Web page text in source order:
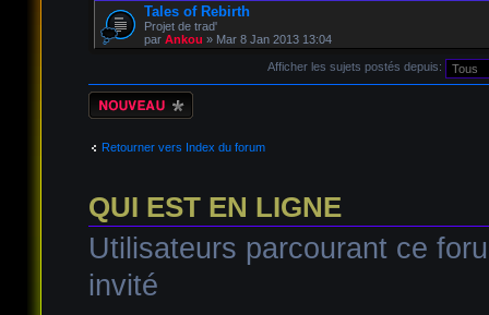
Tales of Rebirth
Projet de trad'
par Ankou » Mar 8 Jan 2013 13:04
Afficher les sujets postés depuis:
Écrire un nouveau
sujet
Retourner vers Index du forum
QUI EST EN LIGNE
Utilisateurs parcourant ce
invité